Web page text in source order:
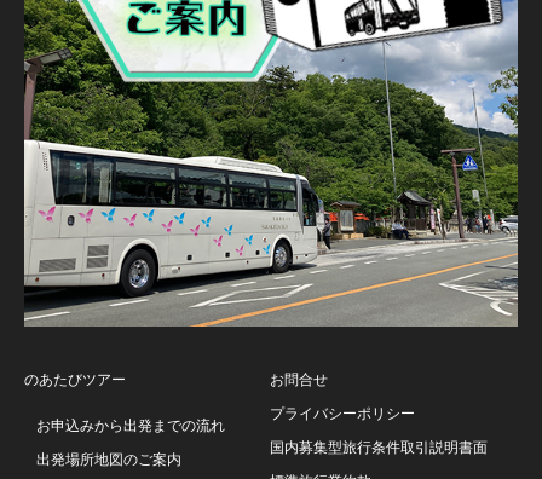
のあたびツアー
お申込みから出発までの流れ
出発場所地図のご案内
お問合せ
プライバシーポリシー
国内募集型旅行条件取引説明書面